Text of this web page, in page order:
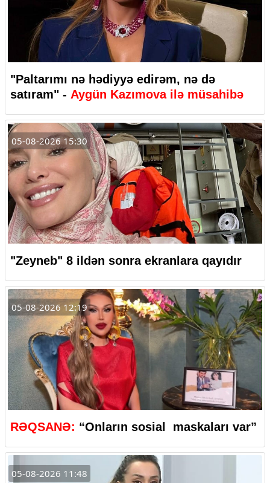
"Paltarımı nə hədiyyə edirəm, nə də
satıram" - Aygün Kazımova ilə müsahibə
05-08-2026 15:30
"Zeyneb" 8 ildən sonra ekranlara qayıdır
05-08-2026 12:19
RƏQSANƏ: “Onların sosial maskaları var”
05-08-2026 11:48